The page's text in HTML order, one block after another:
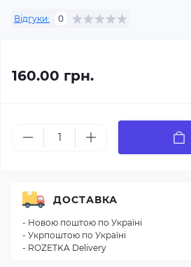
Відгуки: 0
160.00 грн.
ДОСТАВКА
- Новою поштою по Україні
- Укрпоштою по Україні
- ROZETKA Delivery